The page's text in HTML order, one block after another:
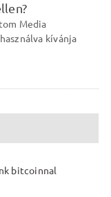
Media
kívánja
bitcoinnal